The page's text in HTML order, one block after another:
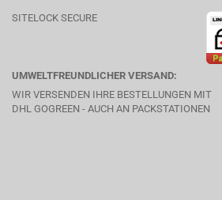
SITELOCK SECURE
UMWELTFREUNDLICHER VERSAND:
WIR VERSENDEN IHRE BESTELLUNGEN MIT
DHL GOGREEN - AUCH AN PACKSTATIONEN